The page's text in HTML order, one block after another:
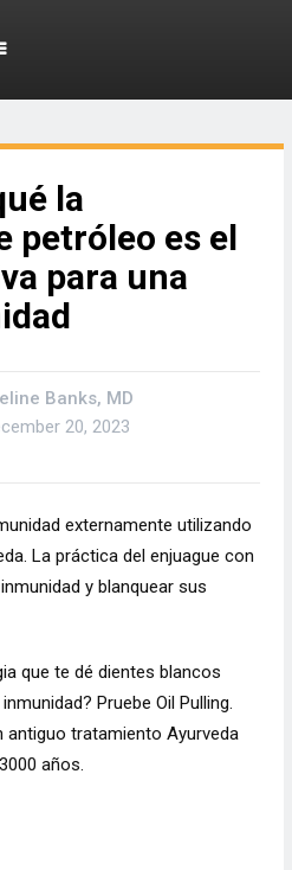
la
petróleo es el
para una
Banks, MD
20, 2023
externamente utilizando
La práctica del enjuague con
y blanquear sus
que te dé dientes blancos
Pruebe Oil Pulling.
antiguo tratamiento Ayurveda
años.